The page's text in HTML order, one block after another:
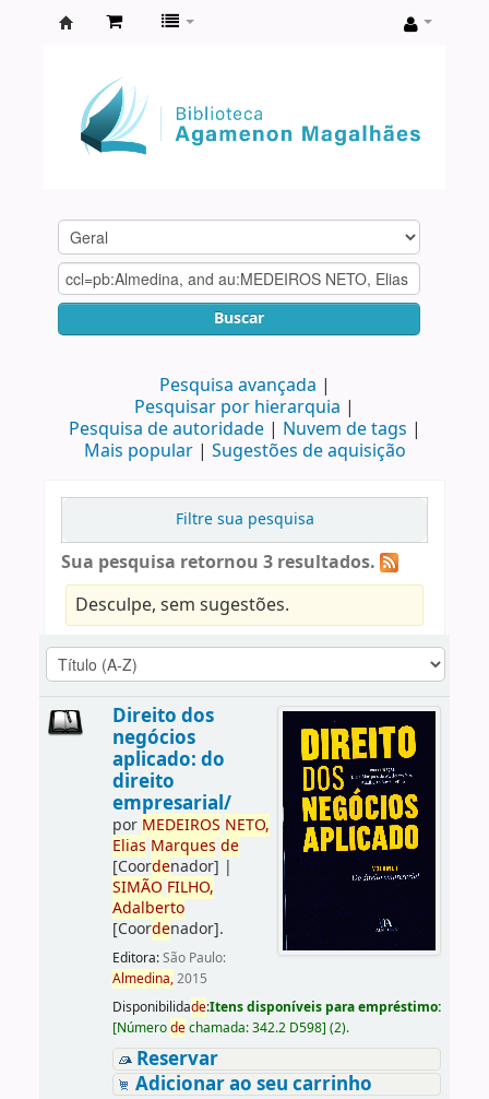
Agamenon
Magalhães
Buscar
Pesquisa avançada
Pesquisar por hierarquia
Pesquisa de autoridade
Nuvem de tags
Mais popular
Sugestões de aquisição
Filtre sua pesquisa
Sua pesquisa retornou 3 resultados.
Desculpe, sem sugestões.
Direito dos
negócios
aplicado: do
direito
empresarial/
por MEDEIROS NETO,
Elias Marques de
[Coordenador] |
SIMÃO FILHO,
Adalberto
[Coordenador].
Editora:São Paulo:
Almedina,2015
Disponibilidade:Itens disponíveis para empréstimo:
[Númerodechamada:342.2 D598] (2).
Reservar
Adicionar ao seu carrinho